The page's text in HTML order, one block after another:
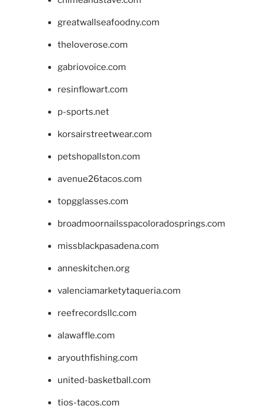
greatwallseafoodny.com
theloverose.com
gabriovoice.com
resinflowart.com
p-sports.net
korsairstreetwear.com
petshopallston.com
avenue26tacos.com
topgglasses.com
broadmoornailsspacoloradosprings.com
missblackpasadena.com
anneskitchen.org
valenciamarketytaqueria.com
reefrecordsllc.com
alawaffle.com
aryouthfishing.com
united-basketball.com
tios-tacos.com